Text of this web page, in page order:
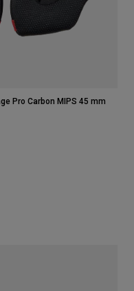
Pro Carbon MIPS 45 mm